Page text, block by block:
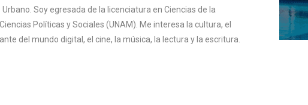
Soy egresada de la licenciatura en Ciencias de la
Políticas y Sociales (UNAM). Me interesa la cultura, el
del mundo digital, el cine, la música, la lectura y la escritura.